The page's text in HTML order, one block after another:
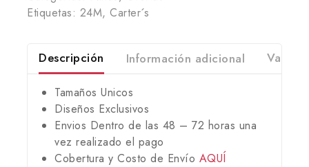
Etiquetas: 24M, Carter´s
Descripción Información adicional
Tamaños Unicos
Diseños Exclusivos
Envios Dentro de las 48 – 72 horas una
vez realizado el pago
Cobertura y Costo de Envío AQUÍ